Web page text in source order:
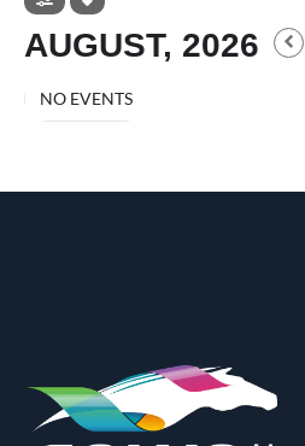
AUGUST, 2026
NO EVENTS